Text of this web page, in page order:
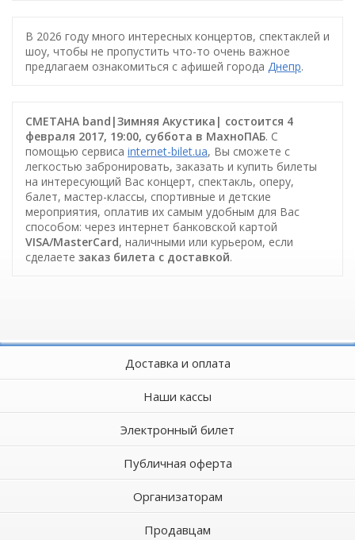
В 2026 году много интересных концертов, спектаклей и
шоу, чтобы не пропустить что-то очень важное
предлагаем ознакомиться с афишей города Днепр.
СМЕТАНА band|Зимняя Акустика| состоится 4
февраля 2017, 19:00, суббота в МахноПАБ. С
помощью сервиса internet-bilet.ua, Вы сможете с
легкостью забронировать, заказать и купить билеты
на интересующий Вас концерт, спектакль, оперу,
балет, мастер-классы, спортивные и детские
мероприятия, оплатив их самым удобным для Вас
способом: через интернет банковской картой
VISA/MasterCard, наличными или курьером, если
сделаете заказ билета c доставкой.
Доставка и оплата
Наши кассы
Электронный билет
Публичная оферта
Организаторам
Продавцам